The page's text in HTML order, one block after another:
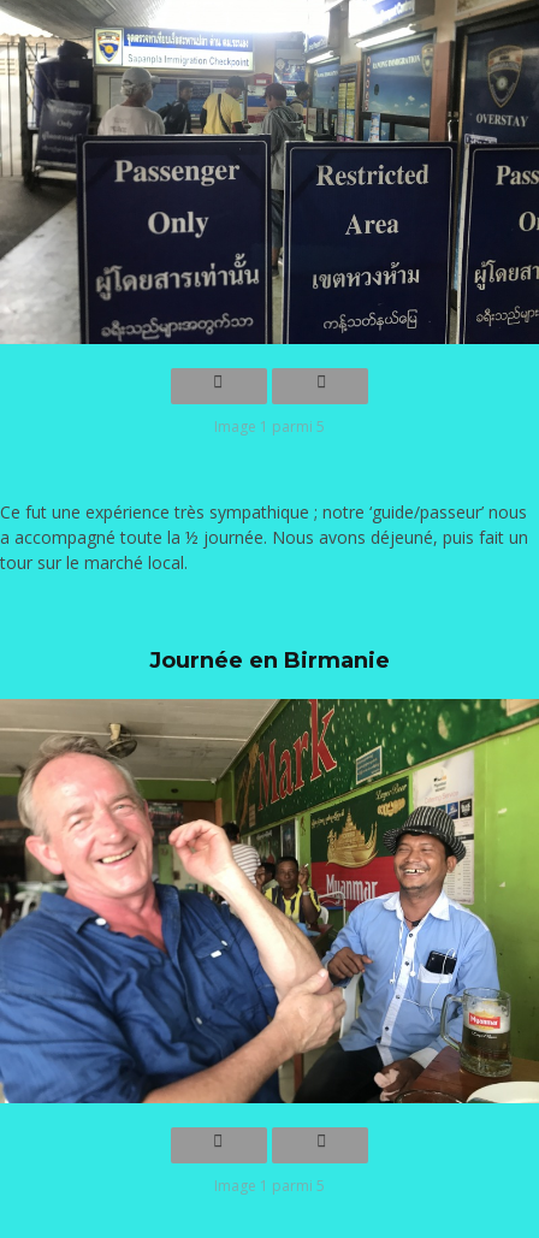
Image 1 parmi 5
Ce fut une expérience très sympathique ; notre ‘guide/passeur’ nous
a accompagné toute la ½ journée. Nous avons déjeuné, puis fait un
tour sur le marché local.
Journée en Birmanie
Image 1 parmi 5